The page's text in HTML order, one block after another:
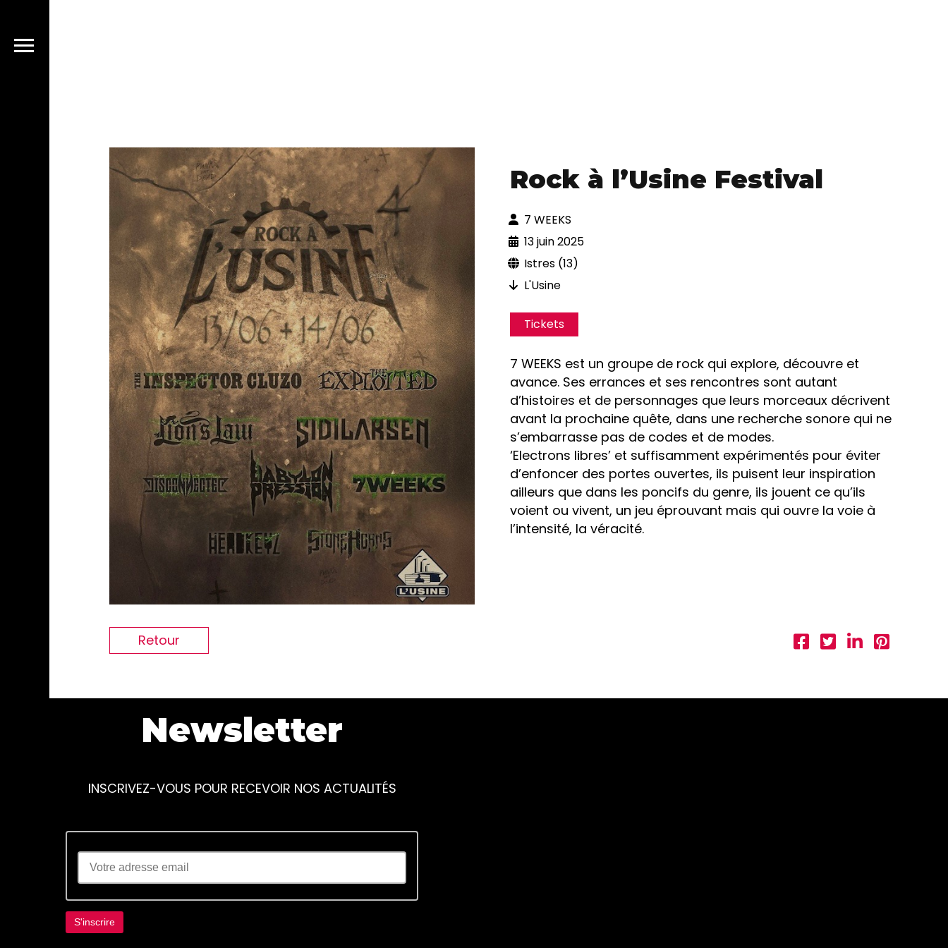
Rock à l’Usine Festival
7 WEEKS
13 juin 2025
Istres (13)
L'Usine
Tickets
7 WEEKS est un groupe de rock qui explore, découvre et
avance. Ses errances et ses rencontres sont autant
d’histoires et de personnages que leurs morceaux décrivent
avant la prochaine quête, dans une recherche sonore qui ne
s’embarrasse pas de codes et de modes.
‘Electrons libres’ et suffisamment expérimentés pour éviter
d’enfoncer des portes ouvertes, ils puisent leur inspiration
ailleurs que dans les poncifs du genre, ils jouent ce qu’ils
voient ou vivent, un jeu éprouvant mais qui ouvre la voie à
l’intensité, la véracité.
Retour
Newsletter
INSCRIVEZ-VOUS POUR RECEVOIR NOS ACTUALITÉS